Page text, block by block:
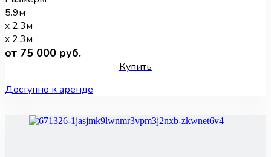
5.9м
x 2.3м
x 2.3м
от 75 000 руб.
Купить
Доступно к аренде